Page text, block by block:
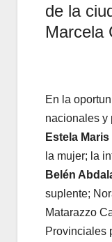
de la
Marcela
En la
nacionales y
Estela
la mujer; la
Belén
suplente;
Matarazzo
Provinciales